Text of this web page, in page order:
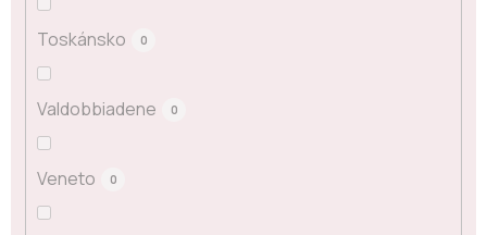
Toskánsko 0
Valdobbiadene 0
Veneto 0